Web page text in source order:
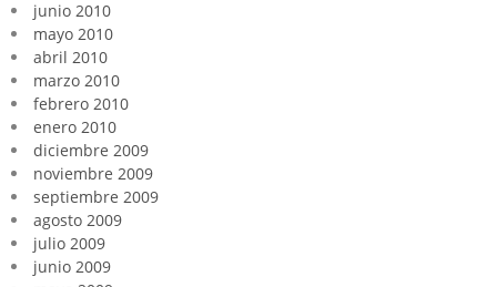
junio 2010
mayo 2010
abril 2010
marzo 2010
febrero 2010
enero 2010
diciembre 2009
noviembre 2009
septiembre 2009
agosto 2009
julio 2009
junio 2009